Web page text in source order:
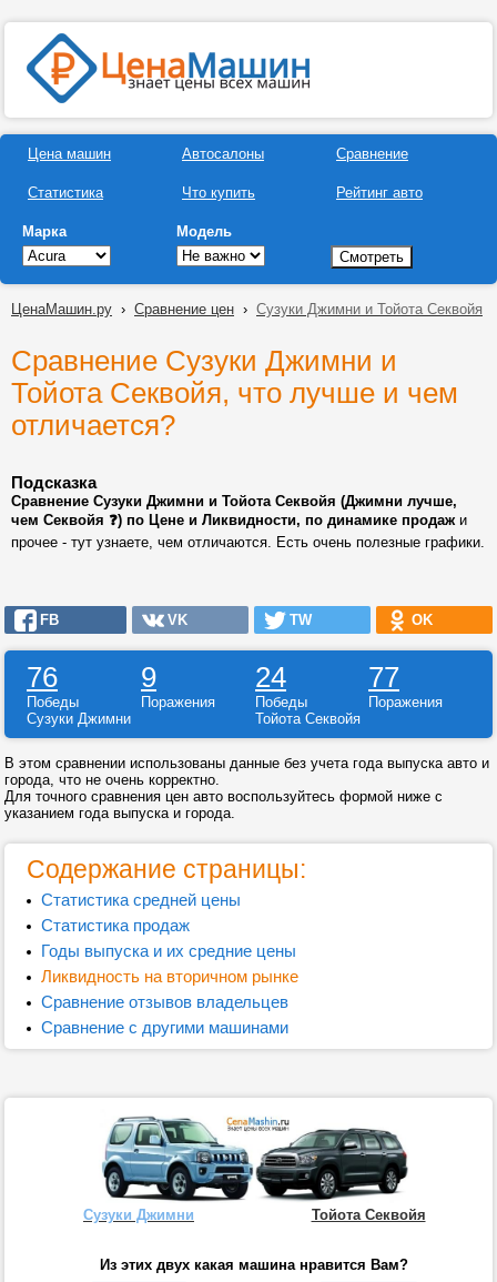
Цена машин
Статистика
Автосалоны
Что купить
Сравнение
Рейтинг авто
Марка Модель
ЦенаМашин.ру › Сравнение цен › Сузуки Джимни и Тойота Секвойя
Сравнение Сузуки Джимни и
Тойота Секвойя, что лучше и чем
отличается?
Подсказка
Сравнение Сузуки Джимни и Тойота Секвойя (Джимни лучше,
чем Секвойя ❓) по Цене и Ликвидности, по динамике продажи
прочее - тут узнаете, чем отличаются. Есть очень полезные графики.
FB VK TW OK
76 9 24 77
Победы Поражения Победы
Поражения
Сузуки Джимни
Тойота Секвойя
В этом сравнении использованы данные без учета года выпуска авто и
города, что не очень корректно.
Для точного сравнения цен авто воспользуйтесь формой ниже с
указанием года выпуска и города.
Содержание страницы:
Статистика средней цены
Статистика продаж
Годы выпуска и их средние цены
Ликвидность на вторичном рынке
Сравнение отзывов владельцев
Сравнение с другими машинами
Сузуки Джимни Тойота Секвойя
Из этих двух какая машина нравится Вам?